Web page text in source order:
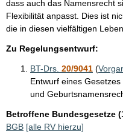
e
i
t
dass auch das Namensrecht
Flexibilität anpasst. Dies ist
die in diesen vielfältigen
Zu Regelungsentwurf:
BT-Drs. 20/9041 (
Entwurf eines
und
Betroffene Bundesgesetze
BGB [alle RV hierzu]